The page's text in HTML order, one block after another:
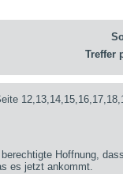
Treffer
Hoffnung,
es jetzt ankommt.